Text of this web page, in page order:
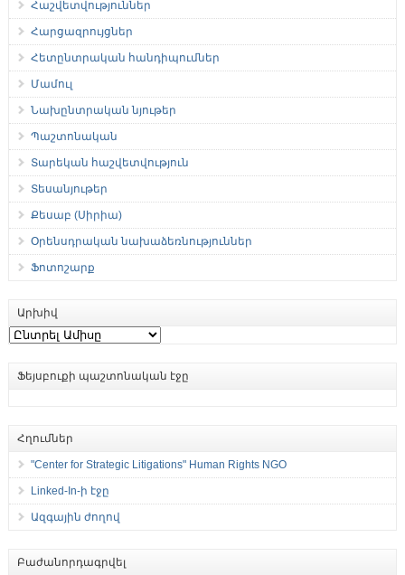
Հաշվետվություններ
Հարցազրույցներ
Հետընտրական հանդիպումներ
Մամուլ
Նախընտրական նյութեր
Պաշտոնական
Տարեկան հաշվետվություն
Տեսանյութեր
Քեսաբ (Սիրիա)
Օրենսդրական նախաձեռնություններ
Ֆոտոշարք
Արխիվ
Արխիվ
Ֆեյսբուքի պաշտոնական էջը
Հղումներ
"Center for Strategic Litigations" Human Rights NGO
Linked-In-ի էջը
Ազգային ժողով
Բաժանորդագրվել